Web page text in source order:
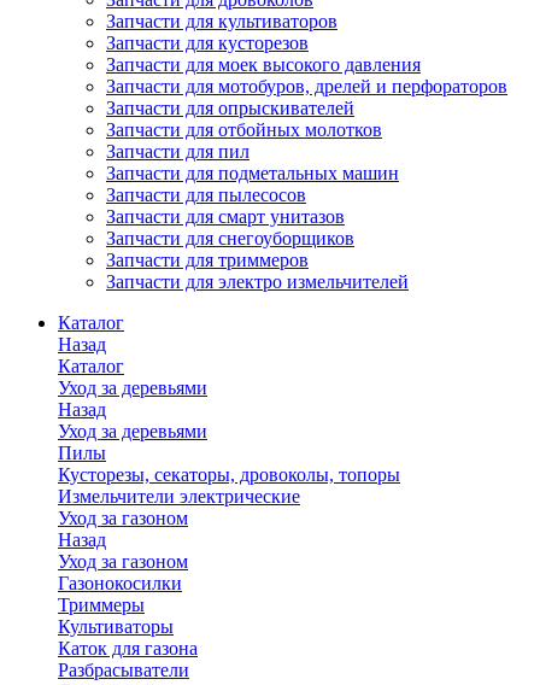
Запчасти для культиваторов
Запчасти для кусторезов
Запчасти для моек высокого давления
Запчасти для мотобуров, дрелей и перфораторов
Запчасти для опрыскивателей
Запчасти для отбойных молотков
Запчасти для пил
Запчасти для подметальных машин
Запчасти для пылесосов
Запчасти для смарт унитазов
Запчасти для снегоуборщиков
Запчасти для триммеров
Запчасти для электро измельчителей
Каталог
Назад
Каталог
Уход за деревьями
Назад
Уход за деревьями
Пилы
Кусторезы, секаторы, дровоколы, топоры
Измельчители электрические
Уход за газоном
Назад
Уход за газоном
Газонокосилки
Триммеры
Культиваторы
Каток для газона
Разбрасыватели